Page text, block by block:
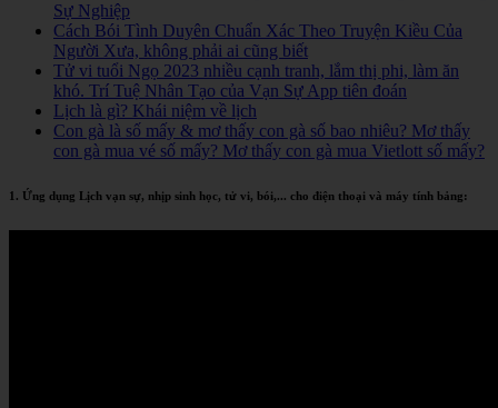
Sự Nghiệp
Cách Bói Tình Duyên Chuẩn Xác Theo Truyện Kiều Của
Người Xưa, không phải ai cũng biết
Tử vi tuổi Ngọ 2023 nhiều cạnh tranh, lắm thị phi, làm ăn
khó. Trí Tuệ Nhân Tạo của Vạn Sự App tiên đoán
Lịch là gì? Khái niệm về lịch
Con gà là số mấy & mơ thấy con gà số bao nhiêu? Mơ thấy
con gà mua vé số mấy? Mơ thấy con gà mua Vietlott số mấy?
1. Ứng dụng Lịch vạn sự, nhịp sinh học, tử vi, bói,... cho điện thoại và máy tính bảng: